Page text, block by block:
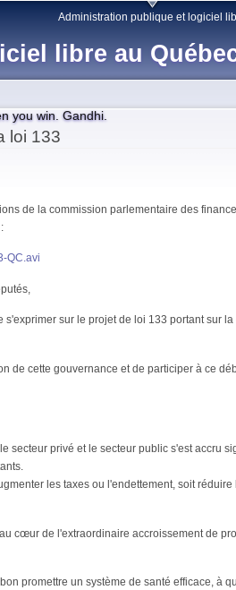
Skip to
content
libre au
you win. Gandhi.
Administration publique et logiciel
loi 133
de la commission parlementaire des
QC.avi
sur le projet de loi 133 portant sur
de cette gouvernance et de participer à ce
secteur privé et le secteur public s'est accru
les taxes ou l'endettement, soit
cœur de l'extraordinaire accroissement de
promettre un système de santé efficace, à